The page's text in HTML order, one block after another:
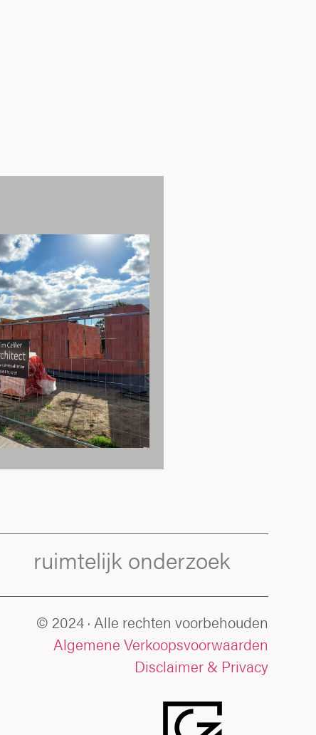
ruimtelijk onderzoek
© 2024 · Alle rechten voorbehouden
Algemene Verkoopsvoorwaarden
Disclaimer & Privacy